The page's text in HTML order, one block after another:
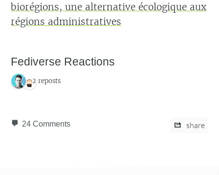
biorégions, une alternative écologique aux
régions administratives
Fediverse Reactions
2 reposts
24 Comments share